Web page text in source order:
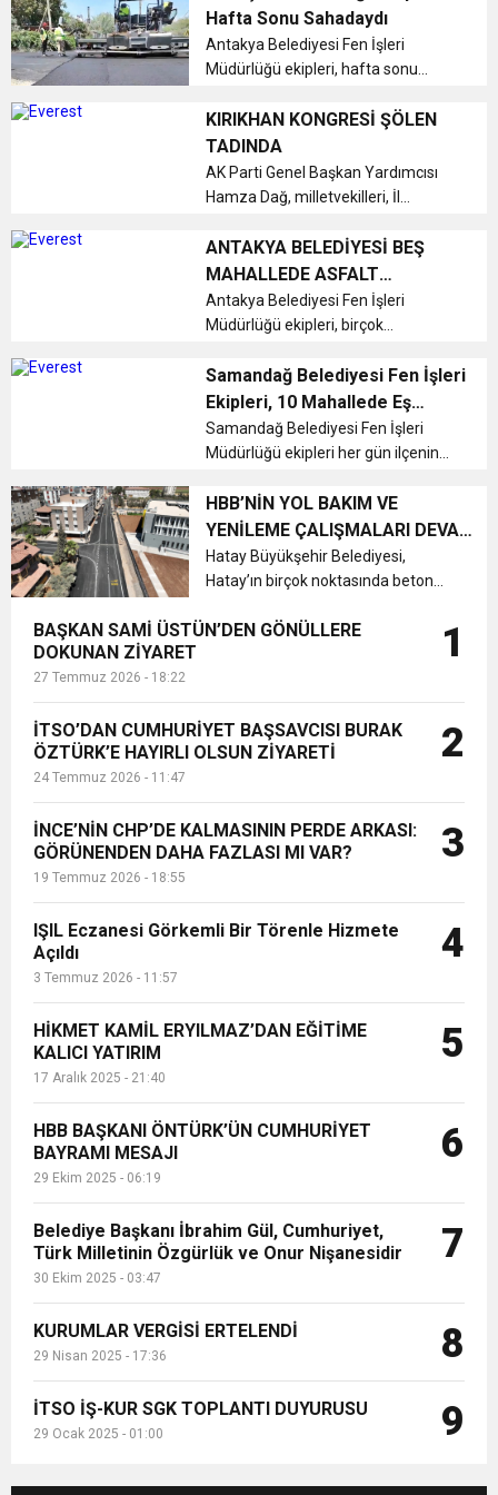
ve Onur Nişanesidir
CUMHURİYET BAYRAMI MESAJI
17:36 KURUMLAR VERGİSİ ERTELENDİ
1:00 İTSO İŞ-KUR SGK TOPLANTI
CEYLANDERE’DE BAŞKAN EMRAH
KARAÇAY’A SEVGİ SELİ
18:22 BAŞKAN SAMİ ÜSTÜN’DEN
GÖNÜLLERE DOKUNAN ZİYARET
değerlendirdi. Eğitim sisteminin
ekonomik, ideolojik ve kurumsal ...
Hafta Sonu Sahadaydı
Antakya Belediyesi Fen İşleri
Müdürlüğü ekipleri, hafta sonu
duyulan birçok noktada yol
düzenleme ve onarım çalışmaları
gerçekleştirdi....
KIRIKHAN KONGRESİ ŞÖLEN
TADINDA
AK Parti Genel Başkan Yardımcısı
Hamza Dağ, milletvekilleri, İl
partilinin katıldığı kongre Kırıkhan
Kapalı Spor Salonu’nda
gerçekleşti....
ANTAKYA BELEDİYESİ BEŞ
MAHALLEDE ASFALT
ÇALIŞMASI GERÇEKLEŞTİRDİ
Antakya Belediyesi Fen İşleri
Müdürlüğü ekipleri, birçok
aralıksız gerçekleştiriyor....
Samandağ Belediyesi Fen İşleri
Ekipleri, 10 Mahallede Eş
Zamanlı Çalışmalarını
Sürdürüyor
Samandağ Belediyesi Fen İşleri
Müdürlüğü ekipleri her gün ilçenin
olarak gerçekleştirdikleri yol bakım
ve onarım çalışmaları kapsamında
ilçeye yeni yollar kazandırmakla b...
HBB’NİN YOL BAKIM VE
YENİLEME ÇALIŞMALARI DEVAM
EDİYOR
Hatay Büyükşehir Belediyesi,
Hatay’ın birçok noktasında beton
BAŞKAN SAMİ ÜSTÜN’DEN GÖNÜLLERE
DOKUNAN ZİYARET
27 Temmuz 2026 - 18:22
1
İTSO’DAN CUMHURİYET BAŞSAVCISI BURAK
ÖZTÜRK’E HAYIRLI OLSUN ZİYARETİ
24 Temmuz 2026 - 11:47
2
İNCE’NİN CHP’DE KALMASININ PERDE ARKASI:
GÖRÜNENDEN DAHA FAZLASI MI VAR?
19 Temmuz 2026 - 18:55
3
IŞIL Eczanesi Görkemli Bir Törenle Hizmete
Açıldı
3 Temmuz 2026 - 11:57
4
HİKMET KAMİL ERYILMAZ’DAN EĞİTİME
KALICI YATIRIM
17 Aralık 2025 - 21:40
5
HBB BAŞKANI ÖNTÜRK’ÜN CUMHURİYET
BAYRAMI MESAJI
29 Ekim 2025 - 06:19
6
Belediye Başkanı İbrahim Gül, Cumhuriyet,
Türk Milletinin Özgürlük ve Onur Nişanesidir
30 Ekim 2025 - 03:47
7
KURUMLAR VERGİSİ ERTELENDİ
29 Nisan 2025 - 17:36 8
İTSO İŞ-KUR SGK TOPLANTI DUYURUSU
29 Ocak 2025 - 01:00 9